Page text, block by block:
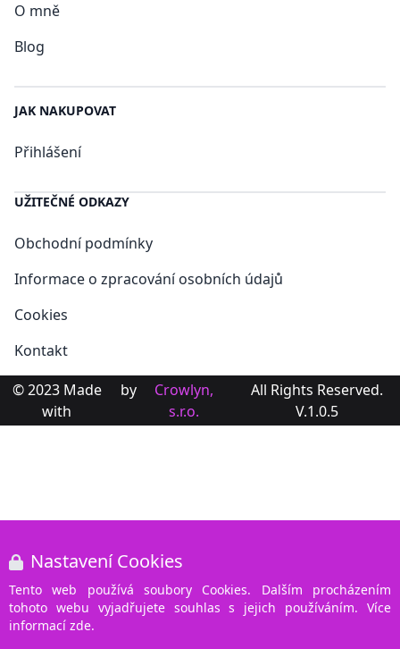
O mně
Blog
JAK NAKUPOVAT
Přihlášení
UŽITEČNÉ ODKAZY
Obchodní podmínky
Informace o zpracování osobních údajů
Cookies
Kontakt
© 2023 Made
with
by
Crowlyn,
s.r.o.
All Rights Reserved.
V.1.0.5
Nastavení Cookies
Tento web používá soubory Cookies. Dalším procházením
tohoto webu vyjadřujete souhlas s jejich používáním. Více
informací zde.